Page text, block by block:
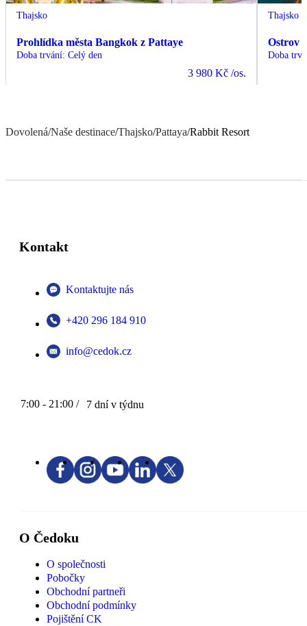
Thajsko
Prohlídka města Bangkok z Pattaye
Doba trvání: Celý den
3 980 Kč /os.
Thajsko
Ostrov
Doba
Dovolená/Naše destinace/Thajsko/Pattaya/Rabbit Resort
Kontakt
Kontaktujte nás
+420 296 184 910
info@cedok.cz
7:00 - 21:00 / 7 dní v týdnu
O Čedoku
O společnosti
Pobočky
Obchodní partneři
Obchodní podmínky
Pojištění CK